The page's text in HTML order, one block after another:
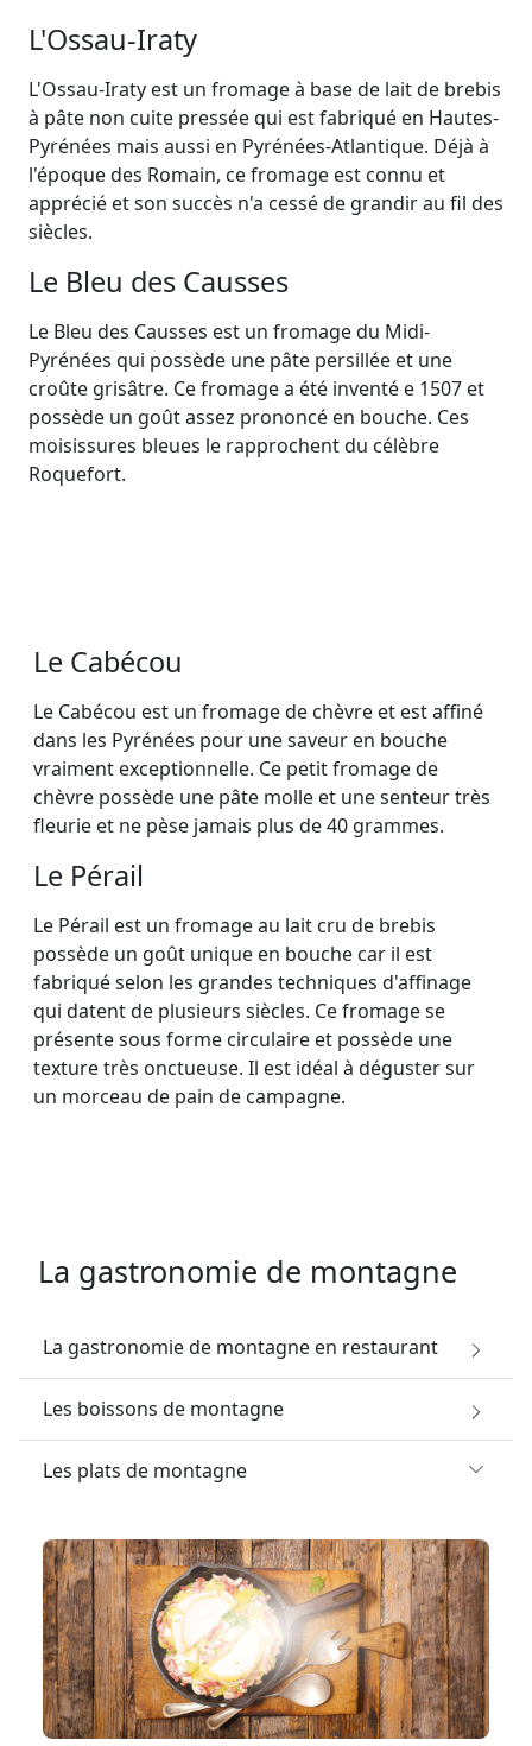
L'Ossau-Iraty
L'Ossau-Iraty est un fromage à base de lait de brebis
à pâte non cuite pressée qui est fabriqué en Hautes-
Pyrénées mais aussi en Pyrénées-Atlantique. Déjà à
l'époque des Romain, ce fromage est connu et
apprécié et son succès n'a cessé de grandir au fil des
siècles.
Le Bleu des Causses
Le Bleu des Causses est un fromage du Midi-
Pyrénées qui possède une pâte persillée et une
croûte grisâtre. Ce fromage a été inventé e 1507 et
possède un goût assez prononcé en bouche. Ces
moisissures bleues le rapprochent du célèbre
Roquefort.
Le Cabécou
Le Cabécou est un fromage de chèvre et est affiné
dans les Pyrénées pour une saveur en bouche
vraiment exceptionnelle. Ce petit fromage de
chèvre possède une pâte molle et une senteur très
fleurie et ne pèse jamais plus de 40 grammes.
Le Pérail
Le Pérail est un fromage au lait cru de brebis
possède un goût unique en bouche car il est
fabriqué selon les grandes techniques d'affinage
qui datent de plusieurs siècles. Ce fromage se
présente sous forme circulaire et possède une
texture très onctueuse. Il est idéal à déguster sur
un morceau de pain de campagne.
La gastronomie de montagne
La gastronomie de montagne en restaurant
Les boissons de montagne
Les plats de montagne